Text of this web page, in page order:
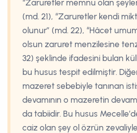
“Zaruretler memnu olan
(md. 21), “Zaruretler kendi
olunur” (md. 22), “Hâcet
olsun zaruret menzilesine
32) şeklinde ifadesini bulan
bu husus tespit edilmiştir.
mazeret sebebiyle tanınan
devamının o mazeretin
da tabiidir. Bu husus
caiz olan şey ol özrün